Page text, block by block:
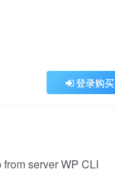
登录购买
server WP CLI